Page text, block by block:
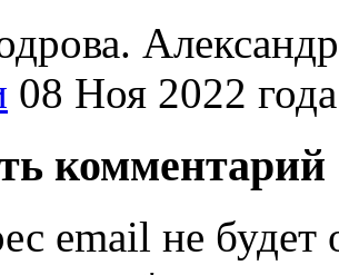
08 Ноя 2022 года
комментарий
email не будет